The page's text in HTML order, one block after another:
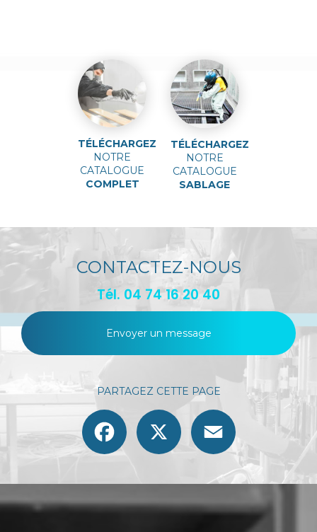
TÉLÉCHARGEZ
NOTRE
CATALOGUE
COMPLET
TÉLÉCHARGEZ
NOTRE
CATALOGUE
SABLAGE
CONTACTEZ-NOUS
Tél. 04 74 16 20 40
Envoyer un message
PARTAGEZ CETTE PAGE
Facebook